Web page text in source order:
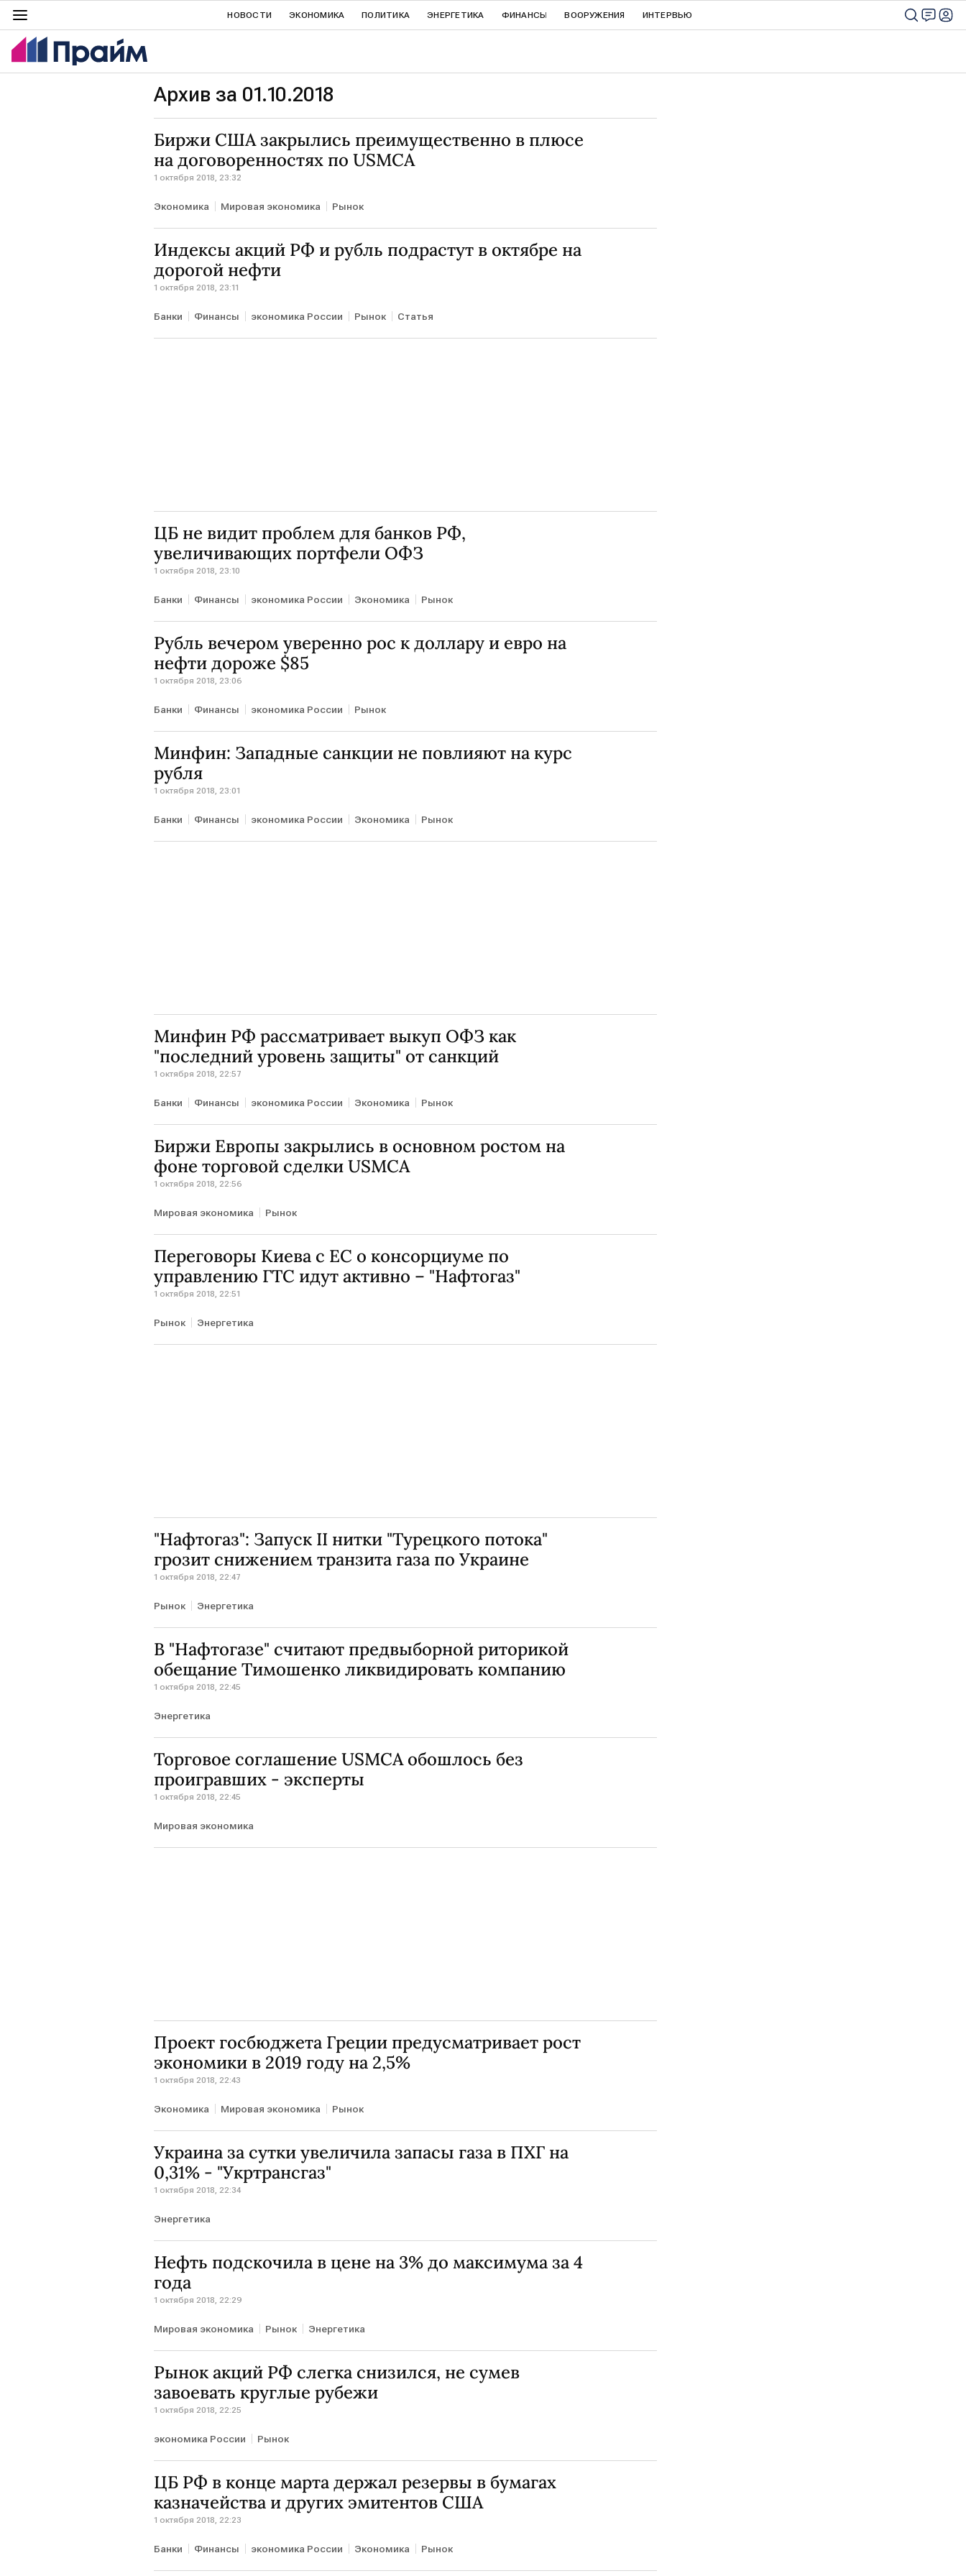
НОВОСТИ ЭКОНОМИКА ПОЛИТИКА ЭНЕРГЕТИКА ФИНАНСЫ ВООРУЖЕНИЯ ИНТЕРВЬЮ
Архив за 01.10.2018
Биржи США закрылись преимущественно в плюсе
на договоренностях по USMCA
1 октября 2018, 23:32
Экономика Мировая экономика Рынок
Индексы акций РФ и рубль подрастут в октябре на
дорогой нефти
1 октября 2018, 23:11
Банки Финансы экономика России Рынок Статья
ЦБ не видит проблем для банков РФ,
увеличивающих портфели ОФЗ
1 октября 2018, 23:10
Банки Финансы экономика России Экономика Рынок
Рубль вечером уверенно рос к доллару и евро на
нефти дороже $85
1 октября 2018, 23:06
Банки Финансы экономика России Рынок
Минфин: Западные санкции не повлияют на курс
рубля
1 октября 2018, 23:01
Банки Финансы экономика России Экономика Рынок
Минфин РФ рассматривает выкуп ОФЗ как
"последний уровень защиты" от санкций
1 октября 2018, 22:57
Банки Финансы экономика России Экономика Рынок
Биржи Европы закрылись в основном ростом на
фоне торговой сделки USMCA
1 октября 2018, 22:56
Мировая экономика Рынок
Переговоры Киева с ЕС о консорциуме по
управлению ГТС идут активно – "Нафтогаз"
1 октября 2018, 22:51
Рынок Энергетика
"Нафтогаз": Запуск II нитки "Турецкого потока"
грозит снижением транзита газа по Украине
1 октября 2018, 22:47
Рынок Энергетика
В "Нафтогазе" считают предвыборной риторикой
обещание Тимошенко ликвидировать компанию
1 октября 2018, 22:45
Энергетика
Торговое соглашение USMCA обошлось без
проигравших - эксперты
1 октября 2018, 22:45
Мировая экономика
Проект госбюджета Греции предусматривает рост
экономики в 2019 году на 2,5%
1 октября 2018, 22:43
Экономика Мировая экономика Рынок
Украина за сутки увеличила запасы газа в ПХГ на
0,31% - "Укртрансгаз"
1 октября 2018, 22:34
Энергетика
Нефть подскочила в цене на 3% до максимума за 4
года
1 октября 2018, 22:29
Мировая экономика Рынок Энергетика
Рынок акций РФ слегка снизился, не сумев
завоевать круглые рубежи
1 октября 2018, 22:25
экономика России Рынок
ЦБ РФ в конце марта держал резервы в бумагах
казначейства и других эмитентов США
1 октября 2018, 22:23
Банки Финансы экономика России Экономика Рынок